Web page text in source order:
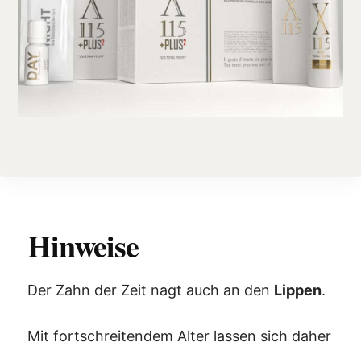
Hinweise
Der Zahn der Zeit nagt auch an den Lippen.
Mit fortschreitendem Alter lassen sich daher